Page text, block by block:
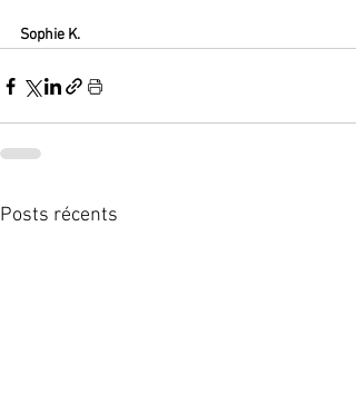
Sophie K.
Posts récents